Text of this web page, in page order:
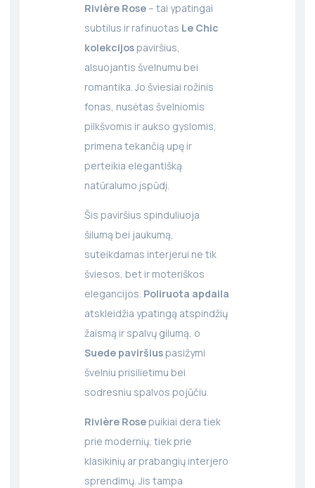
Rivière Rose – tai ypatingai
subtilus ir rafinuotas Le Chic
kolekcijospaviršius,
alsuojantis švelnumu bei
romantika. Jo šviesiai rožinis
fonas, nusėtas švelniomis
pilkšvomis ir aukso gyslomis,
primena tekančią upę ir
perteikia elegantišką
natūralumo įspūdį.
Šis paviršius spinduliuoja
šilumą bei jaukumą,
suteikdamas interjerui ne tik
šviesos, bet ir moteriškos
elegancijos. Poliruota apdaila
atskleidžia ypatingą atspindžių
žaismą ir spalvų gilumą, o
Suede paviršiuspasižymi
švelniu prisilietimu bei
sodresniu spalvos pojūčiu.
Rivière Rosepuikiai dera tiek
prie modernių, tiek prie
klasikinių ar prabangių interjero
sprendimų. Jis tampa